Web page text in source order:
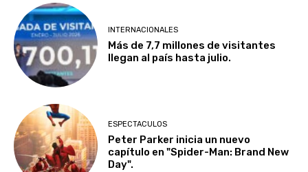
INTERNACIONALES
Más de 7,7 millones de visitantes
llegan al país hasta julio.
ESPECTACULOS
Peter Parker inicia un nuevo
capítulo en "Spider-Man: Brand New
Day".